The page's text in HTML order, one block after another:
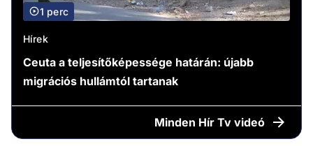
1 perc
Hírek
Ceuta a teljesítőképessége határán: újabb
migrációs hullámtól tartanak
Minden Hír Tv videó